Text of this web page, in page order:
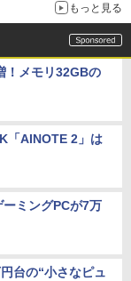
もっと見る
！メモリ32GBの
「AINOTE 2」は
ミングPCが7万
台の“小さなピュ